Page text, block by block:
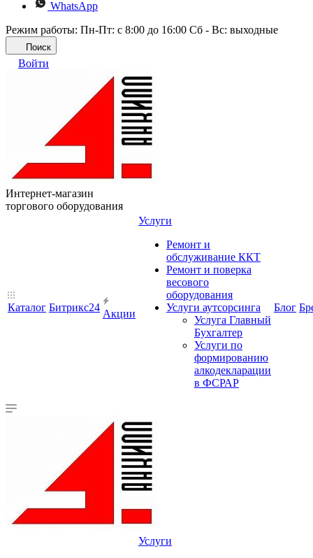
WhatsApp
Режим работы: Пн-Пт: с 8:00 до 16:00 Сб - Вс: выходные
Поиск
Войти
Интернет-магазин
торгового оборудования
Каталог Битрикс24
Акции
Услуги
Ремонт и
обслуживание ККТ
Ремонт и поверка
весового
оборудования
Услуги аутсорсинга
Услуга Главный
Бухгалтер
Услуги по
формированию
алкодекларации
в ФСРАР
Блог
Услуги